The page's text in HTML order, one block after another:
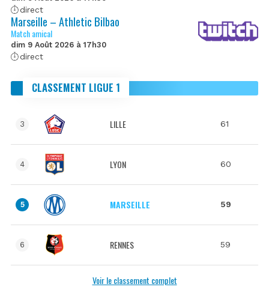
direct
Marseille – Athletic Bilbao
Match amical
dim 9 Août 2026 à 17h30
direct
CLASSEMENT LIGUE 1
3 LILLE 61
4 LYON 60
5 MARSEILLE 59
6 RENNES 59
Voir le classement complet